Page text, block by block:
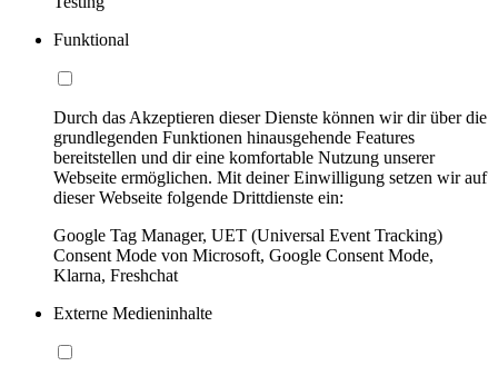
Funktional
Durch das Akzeptieren dieser Dienste können wir dir über die
grundlegenden Funktionen hinausgehende Features
bereitstellen und dir eine komfortable Nutzung unserer
Webseite ermöglichen. Mit deiner Einwilligung setzen wir auf
dieser Webseite folgende Drittdienste ein:
Google Tag Manager, UET (Universal Event Tracking)
Consent Mode von Microsoft, Google Consent Mode,
Klarna, Freshchat
Externe Medieninhalte